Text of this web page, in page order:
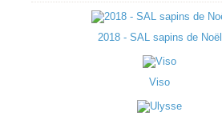
2018 - SAL sapins de Noël
Viso